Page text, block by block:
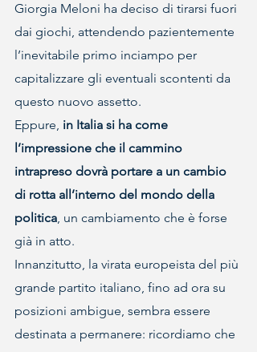
Giorgia Meloni ha deciso di tirarsi fuori
dai giochi, attendendo pazientemente
l’inevitabile primo inciampo per
capitalizzare gli eventuali scontenti da
questo nuovo assetto.
Eppure, in Italia si ha come
l’impressione che il cammino
intrapreso dovrà portare a un cambio
di rotta all’interno del mondo della
politica, un cambiamento che è forse
già in atto.
Innanzitutto, la virata europeista del più
grande partito italiano, fino ad ora su
posizioni ambigue, sembra essere
destinata a permanere: ricordiamo che